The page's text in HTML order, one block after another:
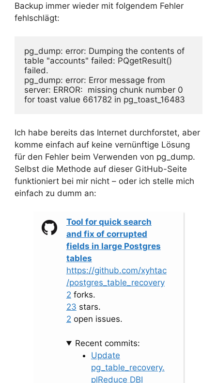
Backup immer wieder mit folgendem Fehler
fehlschlägt:
pg_dump: error: Dumping the contents of
table "accounts" failed: PQgetResult()
failed.
pg_dump: error: Error message from
server: ERROR:  missing chunk number 0
for toast value 661782 in pg_toast_16483
Ich habe bereits das Internet durchforstet, aber
komme einfach auf keine vernünftige Lösung
für den Fehler beim Verwenden von pg_dump.
Selbst die Methode auf dieser GitHub-Seite
funktioniert bei mir nicht – oder ich stelle mich
einfach zu dumm an:
Tool for quick search
and fix of corrupted
fields in large Postgres
tables
https://github.com/xyhtac
/postgres_table_recovery
2 forks.
23 stars.
2 open issues.
Recent commits:
Update
pg_table_recovery.
plReduce DBI